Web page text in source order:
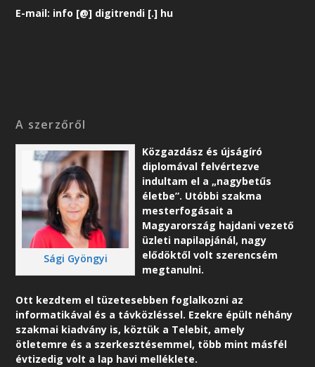
E-mail: info [@] digitrendi [.] hu
A szerzőről
Sági Gyöngyi
Közgazdász és újságíró
diplomával felvértezve
indultam el a „nagybetűs
életbe”. Utóbbi szakma
mesterfogásait a
Magyarország hajdani vezető
üzleti napilapjánál, nagy
elődöktől volt szerencsém
megtanulni.
Ott kezdtem el tüzetesebben foglalkozni az
informatikával és a távközléssel. Ezekre épült néhány
szakmai kiadvány is, köztük a Telebit, amely
ötletemre és a szerkesztésemmel, több mint másfél
évtizedig volt a lap havi melléklete.